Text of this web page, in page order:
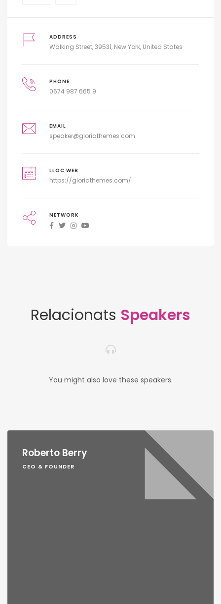
ADDRESS
Walking Street, 39531, New York, United States
PHONE
0674 987 665 9
EMAIL
speaker@gloriathemes.com
LLOC WEB
https://gloriathemes.com/
NETWORK
Relacionats Speakers
You might also love these speakers.
Roberto Berry
CEO & FOUNDER